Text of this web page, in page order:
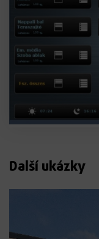
Další ukázky